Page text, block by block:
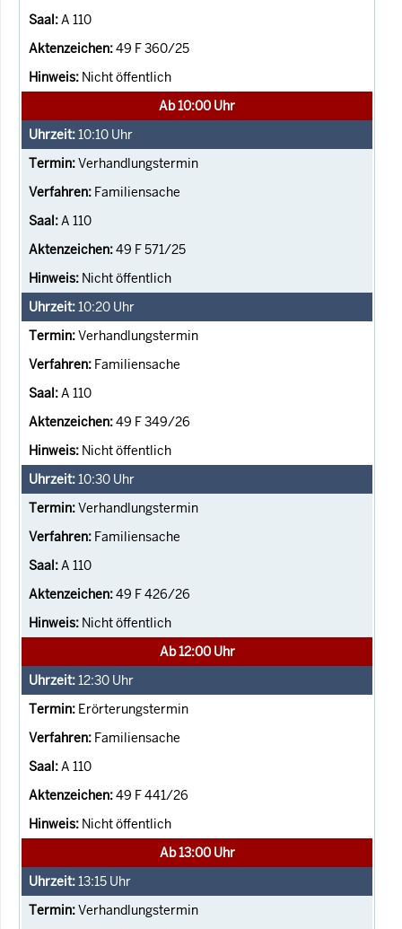
A 110
49 F 360/25
Nicht öffentlich
Ab 10:00 Uhr
10:10 Uhr
Verhandlungstermin
Familiensache
A 110
49 F 571/25
Nicht öffentlich
10:20 Uhr
Verhandlungstermin
Familiensache
A 110
49 F 349/26
Nicht öffentlich
10:30 Uhr
Verhandlungstermin
Familiensache
A 110
49 F 426/26
Nicht öffentlich
Ab 12:00 Uhr
12:30 Uhr
Erörterungstermin
Familiensache
A 110
49 F 441/26
Nicht öffentlich
Ab 13:00 Uhr
13:15 Uhr
Verhandlungstermin